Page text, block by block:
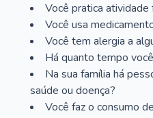
Você pratica atividade
Você usa
Você tem alergia a
Há quanto tempo
Na sua família há
saúde ou doença?
Você faz o consumo